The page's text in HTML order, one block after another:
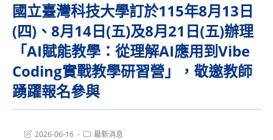
國立臺灣科技大學訂於115年8月13日
(四)、8月14日(五)及8月21日(五)辦理
「AI賦能教學：從理解AI應用到Vibe
Coding實戰教學研習營」，敬邀教師
踴躍報名參與
Post2026-06-16
Post最新消息